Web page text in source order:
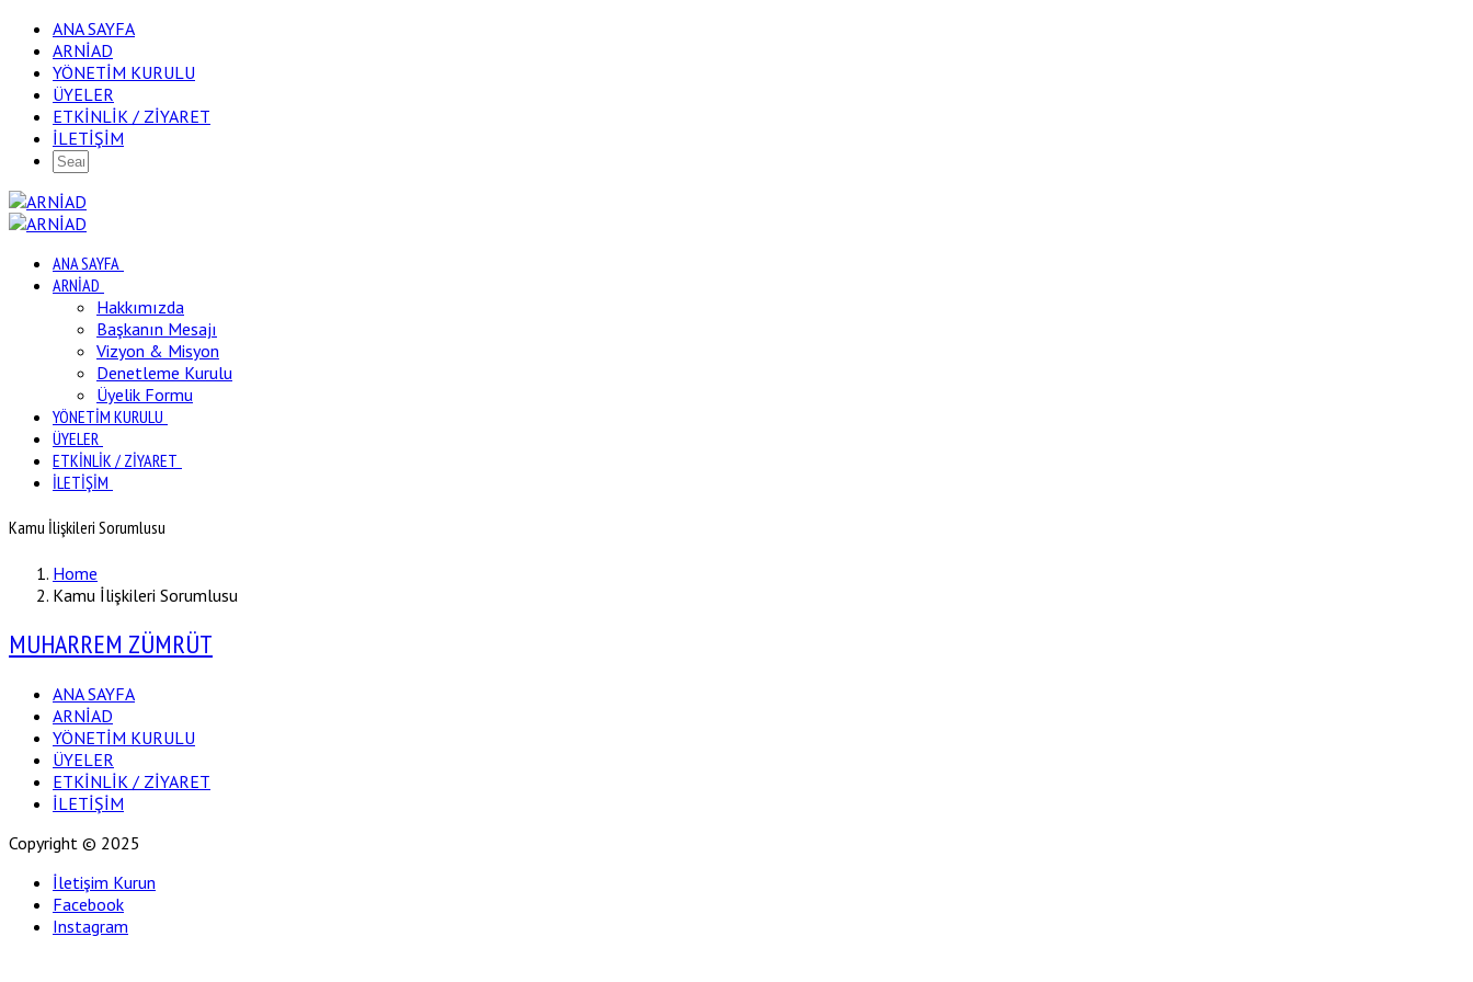
ANA SAYFA
ARNİAD
YÖNETİM KURULU
ÜYELER
ETKİNLİK / ZİYARET
İLETİŞİM
ANA SAYFA
ARNİAD
Hakkımızda
Başkanın Mesajı
Vizyon & Misyon
Denetleme Kurulu
Üyelik Formu
YÖNETİM KURULU
ÜYELER
ETKİNLİK / ZİYARET
İLETİŞİM
Kamu İlişkileri Sorumlusu
Home
Kamu İlişkileri Sorumlusu
MUHARREM ZÜMRÜT
ANA SAYFA
ARNİAD
YÖNETİM KURULU
ÜYELER
ETKİNLİK / ZİYARET
İLETİŞİM
Copyright © 2025
İletişim Kurun
Facebook
Instagram